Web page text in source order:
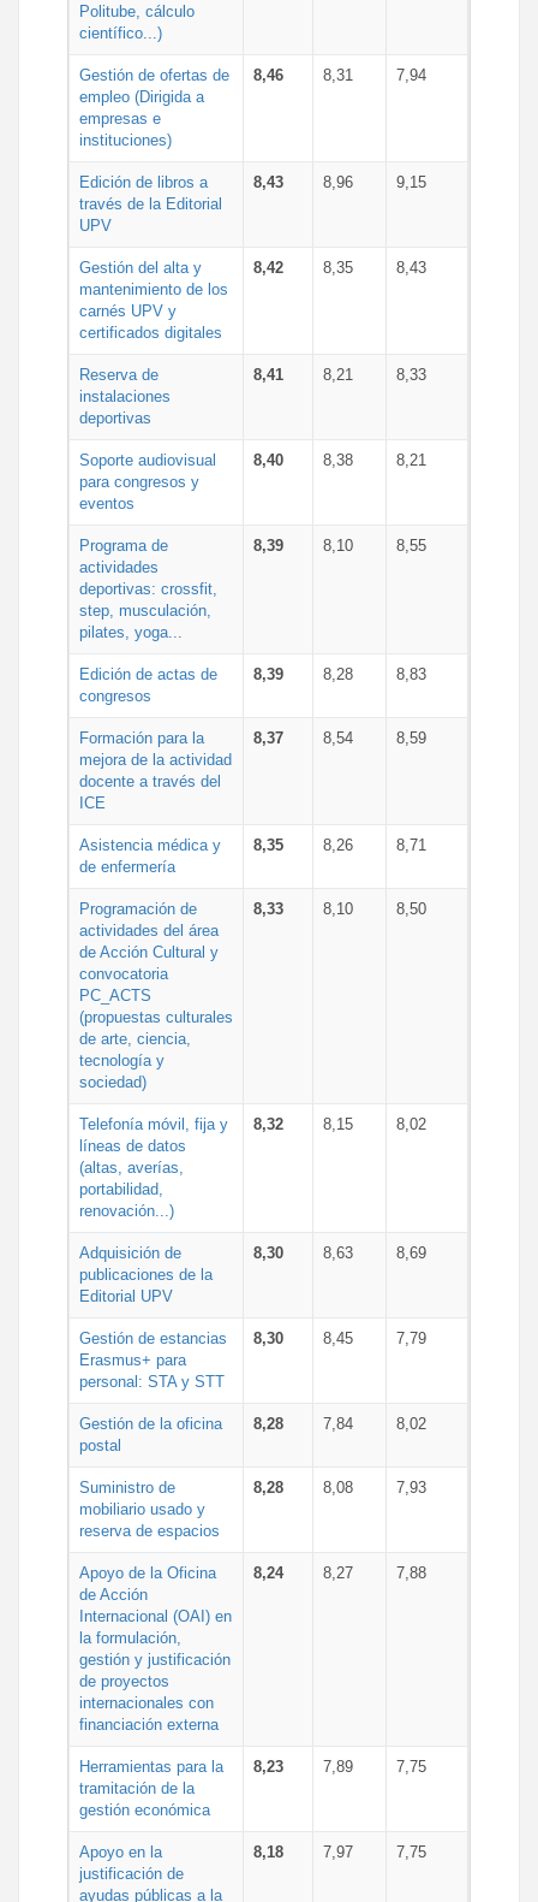
Politube, cálculo
científico...)
Gestión de ofertas de
empleo (Dirigida a
empresas e
instituciones)
8,46 8,31 7,94
Edición de libros a
través de la Editorial
UPV
8,43 8,96 9,15
Gestión del alta y
mantenimiento de los
carnés UPV y
certificados digitales
8,42 8,35 8,43
Reserva de
instalaciones
deportivas
8,41 8,21 8,33
Soporte audiovisual
para congresos y
eventos
8,40 8,38 8,21
Programa de
actividades
deportivas: crossfit,
step, musculación,
pilates, yoga...
8,39 8,10 8,55
Edición de actas de
congresos
8,39 8,28 8,83
Formación para la
mejora de la actividad
docente a través del
ICE
8,37 8,54 8,59
Asistencia médica y
de enfermería
8,35 8,26 8,71
Programación de
actividades del área
de Acción Cultural y
convocatoria
PC_ACTS
(propuestas culturales
de arte, ciencia,
tecnología y
sociedad)
8,33 8,10 8,50
Telefonía móvil, fija y
líneas de datos
(altas, averías,
portabilidad,
renovación...)
8,32 8,15 8,02
Adquisición de
publicaciones de la
Editorial UPV
8,30 8,63 8,69
Gestión de estancias
Erasmus+ para
personal: STA y STT
8,30 8,45 7,79
Gestión de la oficina
postal
8,28 7,84 8,02
Suministro de
mobiliario usado y
reserva de espacios
8,28 8,08 7,93
Apoyo de la Oficina
de Acción
Internacional (OAI) en
la formulación,
gestión y justificación
de proyectos
internacionales con
financiación externa
8,24 8,27 7,88
Herramientas para la
tramitación de la
gestión económica
8,23 7,89 7,75
Apoyo en la
justificación de
ayudas públicas a la
8,18 7,97 7,75